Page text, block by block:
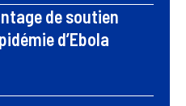
de soutien
d’Ebola